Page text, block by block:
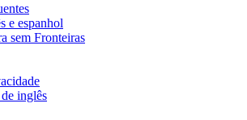
e espanhol
sem Fronteiras
inglês